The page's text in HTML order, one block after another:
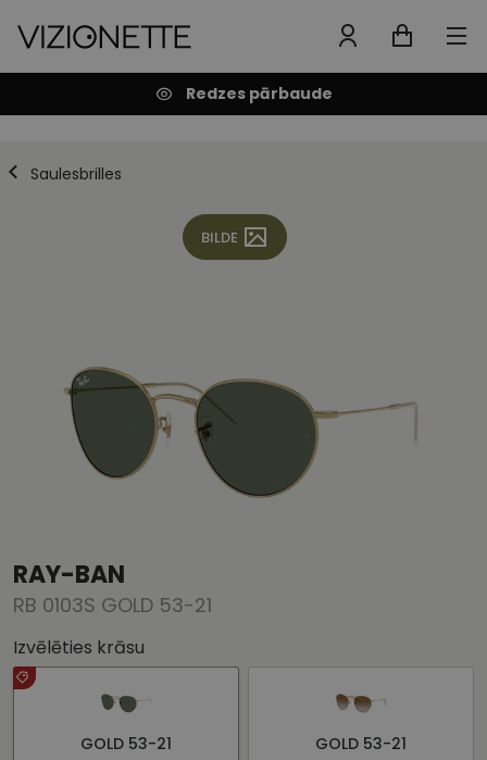
Redzes pārbaude
Saulesbrilles
BILDE
RAY-BAN
RB 0103S GOLD 53-21
Izvēlēties krāsu
GOLD 53-21 GOLD 53-21